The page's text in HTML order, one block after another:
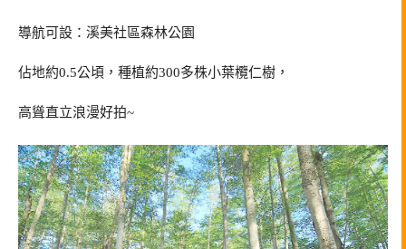
導航可設：溪美社區森林公園
佔地約0.5公頃，種植約300多株小葉欖仁樹，
高聳直立浪漫好拍~